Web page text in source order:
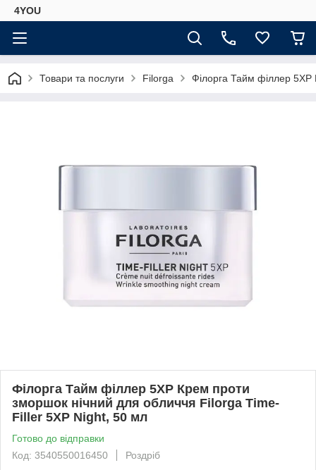
4YOU
Товари та послуги Filorga Філорга Тайм філлер
Філорга Тайм філлер 5XP Крем проти
зморшок нічний для обличчя Filorga Time-
Filler 5XP Night, 50 мл
Готово до відправки
Код: 3540550016450
Роздріб